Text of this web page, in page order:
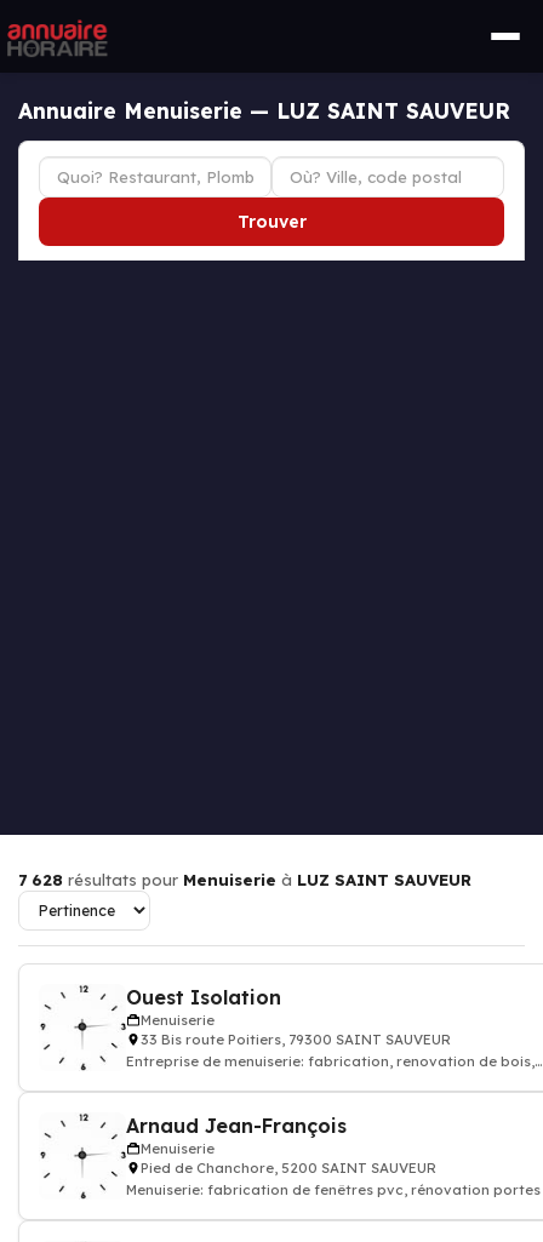
Annuaire Menuiserie — LUZ SAINT SAUVEUR
Trouver
7 628 résultats pour Menuiserie à LUZ SAINT SAUVEUR
Ouest Isolation
Menuiserie
33 Bis route Poitiers, 79300 SAINT SAUVEUR
Entreprise de menuiserie: fabrication, renovation de bois,
Arnaud Jean-François
Menuiserie
Pied de Chanchore, 5200 SAINT SAUVEUR
Menuiserie: fabrication de fenêtres pvc, rénovation portes